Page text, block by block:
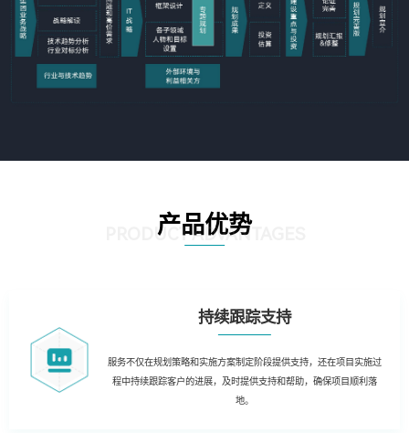
产品优势
PRODUCT ADVANTAGES
持续跟踪支持
服务不仅在规划策略和实施方案制定阶段提供支持，还在项目实施过
程中持续跟踪客户的进展，及时提供支持和帮助，确保项目顺利落
地。